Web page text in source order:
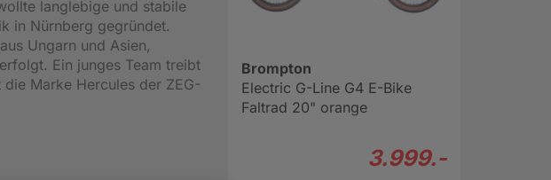
langlebige und stabile
in Nürnberg gegründet.
Ungarn und Asien,
Ein junges Team treibt
Marke Hercules der ZEG-
Brompton
Electric G-Line G4 E-Bike
Faltrad 20" orange
3.999.-